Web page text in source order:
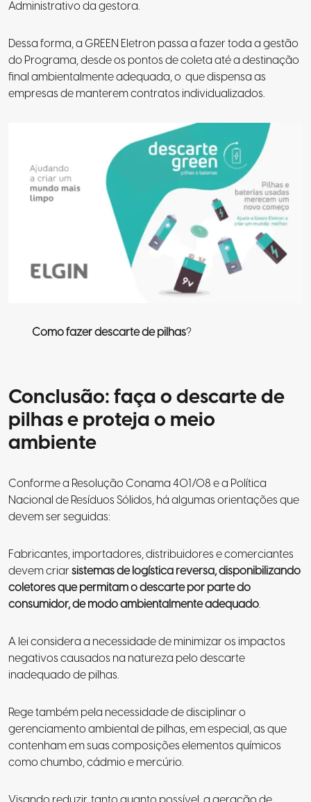
Administrativo da gestora.
Dessa forma, a GREEN Eletron passa a fazer toda a gestão
do Programa, desde os pontos de coleta até a destinação
final ambientalmente adequada, o que dispensa as
empresas de manterem contratos individualizados.
Como fazer descarte de pilhas?
Conclusão: faça o descarte de
pilhas e proteja o meio
ambiente
Conforme a Resolução Conama 401/08 e a Política
Nacional de Resíduos Sólidos, há algumas orientações que
devem ser seguidas:
Fabricantes, importadores, distribuidores e comerciantes
devem criarsistemas de logística reversa, disponibilizando
coletores que permitam o descarte por parte do
consumidor, de modo ambientalmente adequado.
A lei considera a necessidade de minimizar os impactos
negativos causados na natureza pelo descarte
inadequado de pilhas.
Rege também pela necessidade de disciplinar o
gerenciamento ambiental de pilhas, em especial, as que
contenham em suas composições elementos químicos
como chumbo, cádmio e mercúrio.